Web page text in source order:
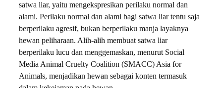
satwa liar, yaitu mengekspresikan perilaku normal dan
alami. Perilaku normal dan alami bagi satwa liar tentu saja
berperilaku agresif, bukan berperilaku manja layaknya
hewan peliharaan. Alih-alih membuat satwa liar
berperilaku lucu dan menggemaskan, menurut Social
Media Animal Cruelty Coalition (SMACC) Asia for
Animals, menjadikan hewan sebagai konten termasuk